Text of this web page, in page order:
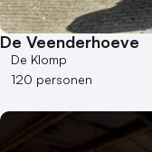
De Veenderhoeve
De Klomp
120 personen